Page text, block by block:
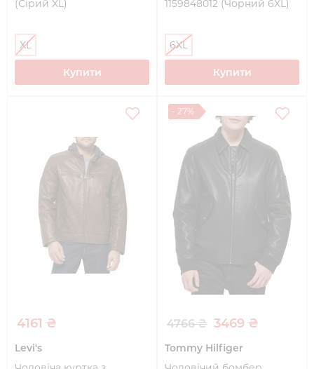
(Сірий XL)
XL
Купити
1159848012 (Чорний 6XL)
6XL
Купити
4161 ₴
Levi's
- 27%
4766 ₴ 3469 ₴
Tommy Hilfiger